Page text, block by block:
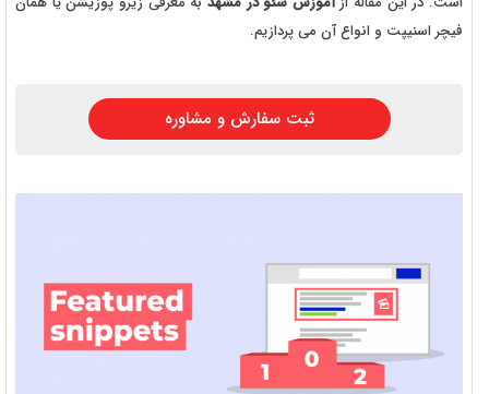
فیچر اسنیپت و انواع آن می پردازیم.
ثبت سفارش و مشاوره